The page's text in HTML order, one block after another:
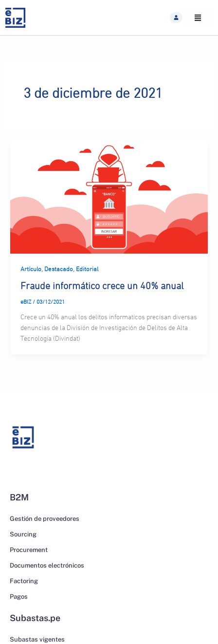
content
3 de diciembre de 2021
Artículo, Destacado, Editorial
Fraude informático crece un 40% anual
eBIZ / 03/12/2021
Crece un 40% anual los delitos informaticos precisan diversas
denuncias de la División de Investigación de Delitos de Alta
Tecnología (Divindat)
B2M
Gestión de proveedores
Sourcing
Procurement
Documentos electrónicos
Factoring
Pagos
Subastas.pe
Subastas vigentes